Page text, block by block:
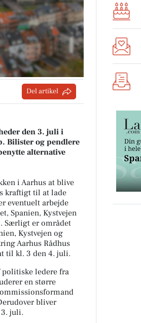
Del artikel
den 3. juli i
Bilister og pendlere
alternative
i Aarhus at blive
kraftigt til at lade
eventuelt arbejde
Spanien, Kystvejen
Særligt er området
Kystvejen og
Aarhus Rådhus
til kl. 3 den 4. juli.
politiske ledere fra
en større
bliver
juli.